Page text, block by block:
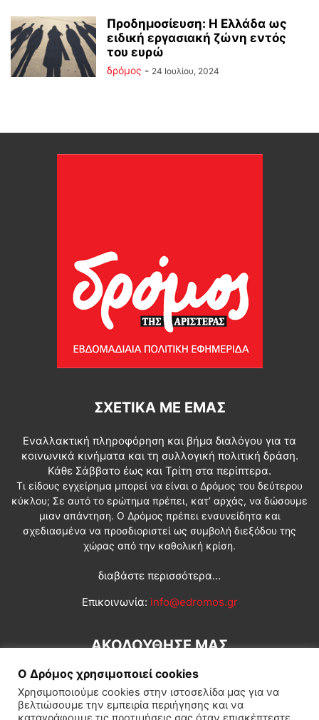
Προδημοσίευση: Η Ελλάδα ως
ειδική εργασιακή ζώνη εντός
του ευρώ
δρόμος - 24 Ιουλίου, 2024
ΣΧΕΤΙΚΆ ΜΕ ΕΜΆΣ
Εναλλακτική πληροφόρηση και βήμα διαλόγου για τα
κοινωνικά κινήματα και τη συλλογική πολιτική δράση.
Κάθε Σάββατο έως και Τρίτη στα περίπτερα.
Τι είδους εγχείρημα μπορεί να είναι ο Δρόμος του δεύτερου
κύκλου; Σε αυτό το ερώτημα πρέπει, κατ’ αρχάς, να δώσουμε
μιαν απάντηση. Ο Δρόμος πρέπει ενσυνείδητα και
σχεδιασμένα να προσδιοριστεί ως συμβολή διεξόδου της
χώρας από την καθολική κρίση.
διαβάστε περισσότερα...
Επικοινωνία: info@edromos.gr
ΑΚΟΛΟΥΘΗΣΕ ΜΑΣ
Ο Δρόμος χρησιμοποιεί cookies
Χρησιμοποιούμε cookies στην ιστοσελίδα μας για να
βελτιώσουμε την εμπειρία περιήγησης και να